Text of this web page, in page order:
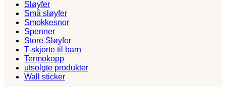
Sløyfer
Små sløyfer
Smokkesnor
Spenner
Store Sløyfer
T-skjorte til barn
Termokopp
utsolgte produkter
Wall sticker